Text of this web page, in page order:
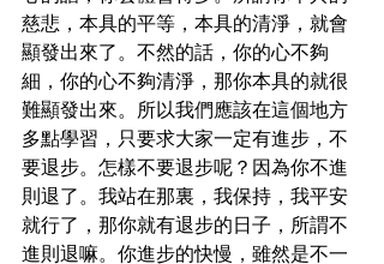
慈悲，本具的平等，本具的清淨，就會
顯發出來了。不然的話，你的心不夠
細，你的心不夠清淨，那你本具的就很
難顯發出來。所以我們應該在這個地方
多點學習，只要求大家一定有進步，不
要退步。怎樣不要退步呢？因為你不進
則退了。我站在那裏，我保持，我平安
就行了，那你就有退步的日子，所謂不
進則退嘛。你進步的快慢，雖然是不一